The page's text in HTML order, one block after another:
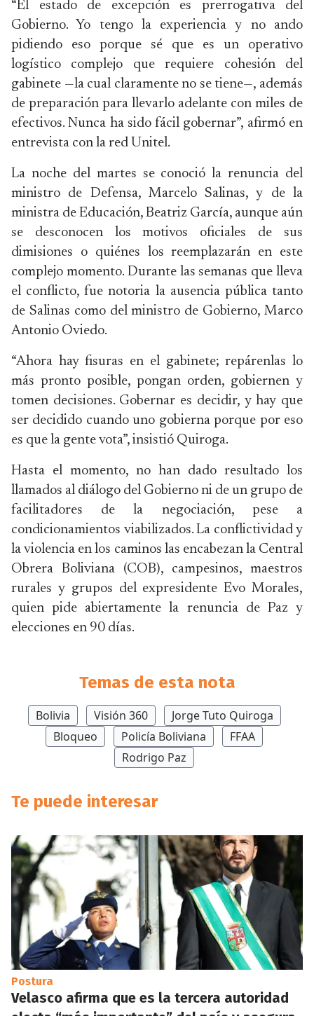
“El estado de excepción es prerrogativa del
Gobierno. Yo tengo la experiencia y no ando
pidiendo eso porque sé que es un operativo
logístico complejo que requiere cohesión del
gabinete —la cual claramente no se tiene—, además
de preparación para llevarlo adelante con miles de
efectivos. Nunca ha sido fácil gobernar”, afirmó en
entrevista con la red Unitel.
La noche del martes se conoció la renuncia del
ministro de Defensa, Marcelo Salinas, y de la
ministra de Educación, Beatriz García, aunque aún
se desconocen los motivos oficiales de sus
dimisiones o quiénes los reemplazarán en este
complejo momento. Durante las semanas que lleva
el conflicto, fue notoria la ausencia pública tanto
de Salinas como del ministro de Gobierno, Marco
Antonio Oviedo.
“Ahora hay fisuras en el gabinete; repárenlas lo
más pronto posible, pongan orden, gobiernen y
tomen decisiones. Gobernar es decidir, y hay que
ser decidido cuando uno gobierna porque por eso
es que la gente vota”, insistió Quiroga.
Hasta el momento, no han dado resultado los
llamados al diálogo del Gobierno ni de un grupo de
facilitadores de la negociación, pese a
condicionamientos viabilizados. La conflictividad y
la violencia en los caminos las encabezan la Central
Obrera Boliviana (COB), campesinos, maestros
rurales y grupos del expresidente Evo Morales,
quien pide abiertamente la renuncia de Paz y
elecciones en 90 días.
Temas de esta nota
Bolivia Visión 360
Jorge Tuto Quiroga
Bloqueo
Policía Boliviana
FFAA
Rodrigo Paz
Te puede interesar
Postura
Velasco afirma que es la tercera autoridad